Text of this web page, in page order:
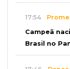
17:54
Campeã
Brasil no